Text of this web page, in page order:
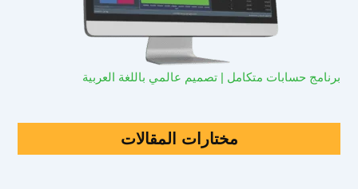
برنامج حسابات متكامل | تصميم عالمي باللغة العربية
مختارات المقالات